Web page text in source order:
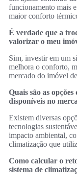
funcionamento mais
maior conforto
É verdade que a
valorizar o meu
Sim, investir em um
melhora o conforto,
mercado do imóvel
Quais são as
disponíveis no
Existem diversas
tecnologias
impacto ambiental,
climatização que
Como calcular o
sistema de